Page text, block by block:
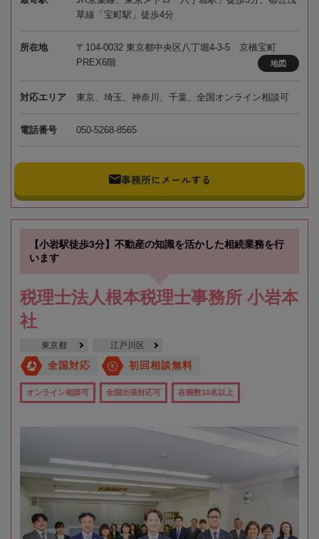
草線「宝町駅」徒歩4分
所在地
〒104-0032 東京都中央区八丁堀4-3-5 京橋宝町
PREX6階
地図
対応エリア 東京、埼玉、神奈川、千葉、全国オンライン相談可
電話番号 050-5268-8565
事務所にメールする
【小岩駅徒歩3分】不動産の知識を活かした相続業務を行
います
税理士法人根本税理士事務所 小岩本
社
東京都 江戸川区
全国対応 初回相談無料
オンライン相談可 全国出張対応可 在籍数10名以上